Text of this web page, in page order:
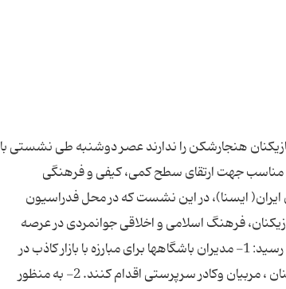
هنجارشكن را ندارند عصر دوشنبه طی نشستی با
مناسب جهت ارتقای سطح كمی، كیفی و فرهنگی
ایران( ایسنا)، در این نشست كه در محل فدراسیون
فرهنگ اسلامی و اخلاقی جوانمردی در عرصه
ورزش و سالم سازی فضای ورزشی كشور مطرح شد و موارد ذیل به تصویب رسید: 1- مدیران باشگاهها برای مبارزه با بازار كاذب در
فاصله دو فصل مسابقات نسبت به تدوین نظام هماهنگ پرداخت به بازیكنان ، مربیان وكادر سرپرستی اقدام كنند. 2- به منظور